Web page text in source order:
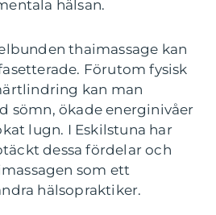
hälsan.
thaimassage kan
Förutom fysisk
kan man
sömn, ökade energinivåer
lugn. I Eskilstuna har
dessa fördelar och
som ett
hälsopraktiker.